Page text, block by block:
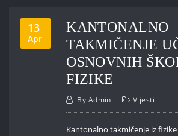
13
Apr
KANTONALNO
TAKMIČENJE
OSNOVNIH
FIZIKE
By Admin Vijesti
Kantonalno takmičenje iz